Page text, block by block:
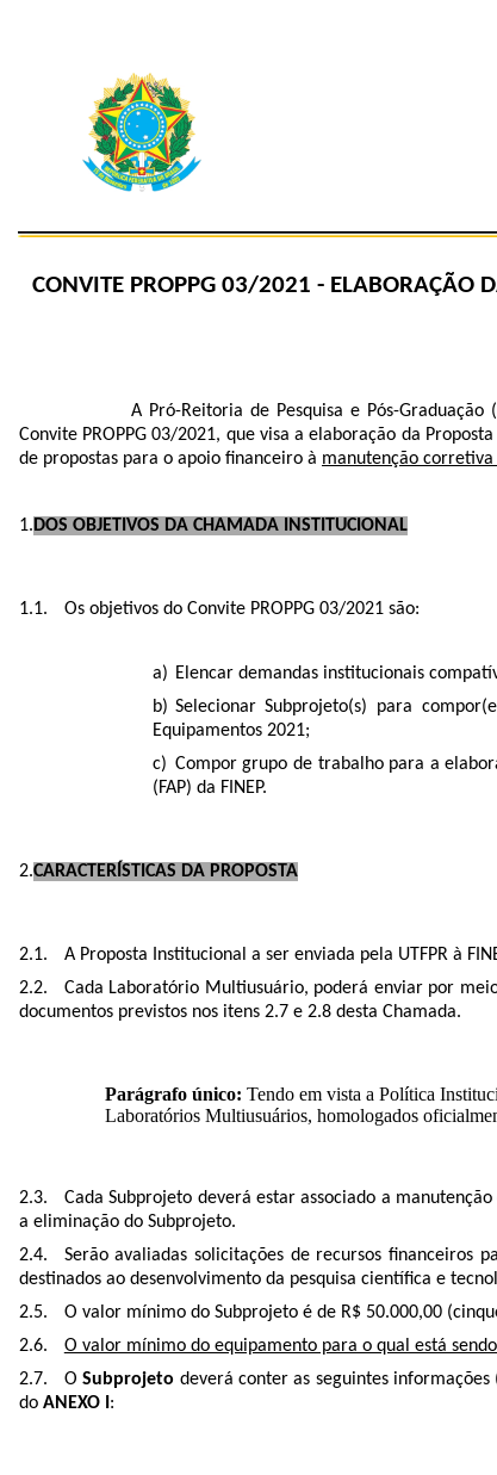
CONVITE PROPPG 03/2021 - ELABORAÇÃO
A Pró-Reitoria de Pesquisa e Pós-
Convite PROPPG 03/2021, que visa a elaboração da
de propostas para o apoio financeiro à manutenção
DOS OBJETIVOS DA CHAMADA INSTITUCIONAL
Os objetivos do Convite PROPPG 03/2021 são:
Elencar demandas institucionais
Selecionar Subprojeto(s) para
Equipamentos 2021;
Compor grupo de trabalho para a
(FAP) da FINEP.
CARACTERÍSTICAS DA PROPOSTA
A Proposta Institucional a ser enviada pela UTFPR à
Cada Laboratório Multiusuário, poderá enviar por
documentos previstos nos itens 2.7 e 2.8 desta Chamada.
Parágrafo único: Tendo em vista a Política
Laboratórios Multiusuários, homologados
Cada Subprojeto deverá estar associado a
a eliminação do Subprojeto.
Serão avaliadas solicitações de recursos
destinados ao desenvolvimento da pesquisa científica e
O valor mínimo do Subprojeto é de R$ 50.000,00
O valor mínimo do equipamento para o qual está
OSubprojeto deverá conter as seguintes informações
do ANEXO I :